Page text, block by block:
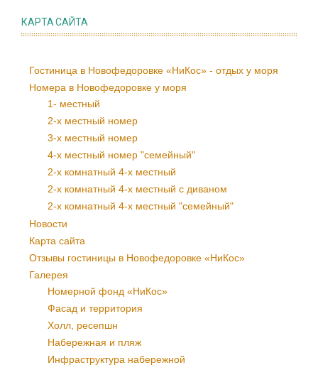
КАРТА САЙТА
Гостиница в Новофедоровке «НиКос» - отдых у моря
Номера в Новофедоровке у моря
1- местный
2-х местный номер
3-х местный номер
4-х местный номер "семейный"
2-х комнатный 4-х местный
2-х комнатный 4-х местный с диваном
2-х комнатный 4-х местный "семейный"
Новости
Карта сайта
Отзывы гостиницы в Новофедоровке «НиКос»
Галерея
Номерной фонд «НиКос»
Фасад и территория
Холл, ресепшн
Набережная и пляж
Инфраструктура набережной